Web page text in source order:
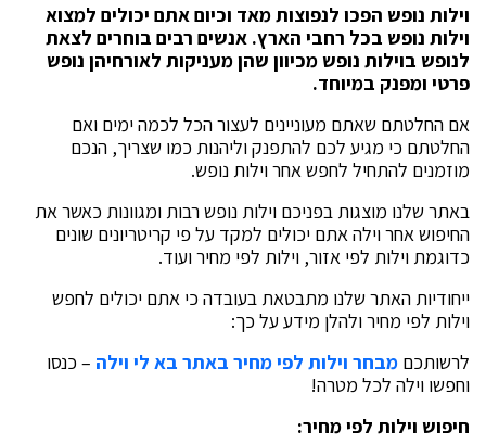
וילות נופש הפכו לנפוצות מאד וכיום אתם יכולים למצוא
וילות נופש בכל רחבי הארץ. אנשים רבים בוחרים לצאת
לנופש בוילות נופש מכיוון שהן מעניקות לאורחיהן נופש
פרטי ומפנק במיוחד.
אם החלטתם שאתם מעוניינים לעצור הכל לכמה ימים ואם
החלטתם כי מגיע לכם להתפנק וליהנות כמו שצריך, הנכם
מוזמנים להתחיל לחפש אחר וילות נופש.
באתר שלנו מוצגות בפניכם וילות נופש רבות ומגוונות כאשר את
החיפוש אחר וילה אתם יכולים למקד על פי קריטריונים שונים
כדוגמת וילות לפי אזור, וילות לפי מחיר ועוד.
ייחודיות האתר שלנו מתבטאת בעובדה כי אתם יכולים לחפש
וילות לפי מחיר ולהלן מידע על כך:
לרשותכם מבחר וילות לפי מחיר באתר בא לי וילה– כנסו
וחפשו וילה לכל מטרה!
חיפוש וילות לפי מחיר: